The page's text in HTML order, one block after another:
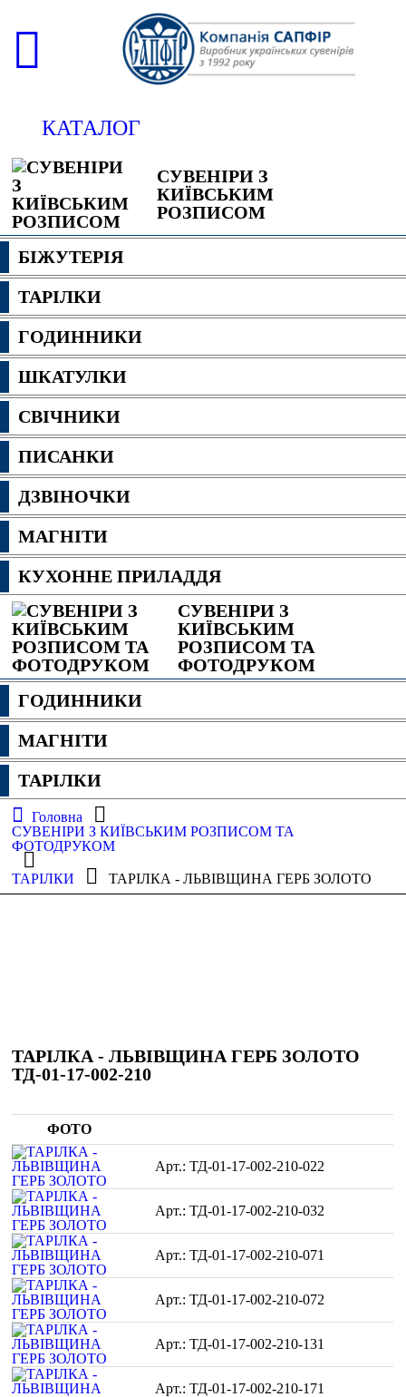
КАТАЛОГ
СУВЕНІРИ З
КИЇВСЬКИМ
РОЗПИСОМ
БІЖУТЕРІЯ
ТАРІЛКИ
ГОДИННИКИ
ШКАТУЛКИ
СВІЧНИКИ
ПИСАНКИ
ДЗВІНОЧКИ
МАГНІТИ
КУХОННЕ ПРИЛАДДЯ
СУВЕНІРИ З
КИЇВСЬКИМ
РОЗПИСОМ ТА
ФОТОДРУКОМ
ГОДИННИКИ
МАГНІТИ
ТАРІЛКИ
Головна
СУВЕНІРИ З КИЇВСЬКИМ РОЗПИСОМ ТА
ФОТОДРУКОМ
ТАРІЛКИ ТАРІЛКА - ЛЬВІВЩИНА ГЕРБ ЗОЛОТО
ТАРІЛКА - ЛЬВІВЩИНА ГЕРБ ЗОЛОТО
ТД-01-17-002-210
ФОТО
ТД-01-17-002-210-022
ТД-01-17-002-210-032
ТД-01-17-002-210-071
ТД-01-17-002-210-072
ТД-01-17-002-210-131
ТД-01-17-002-210-171